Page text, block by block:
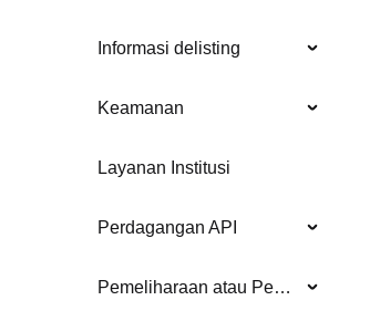
Informasi delisting
Keamanan
Layanan Institusi
Perdagangan API
Pemeliharaan atau Pembaruan Sistem